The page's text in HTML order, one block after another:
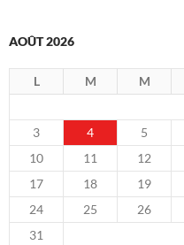
AOÛT 2026
L M M
3
4 5
10
11 12
17
18 19
24
25 26
31